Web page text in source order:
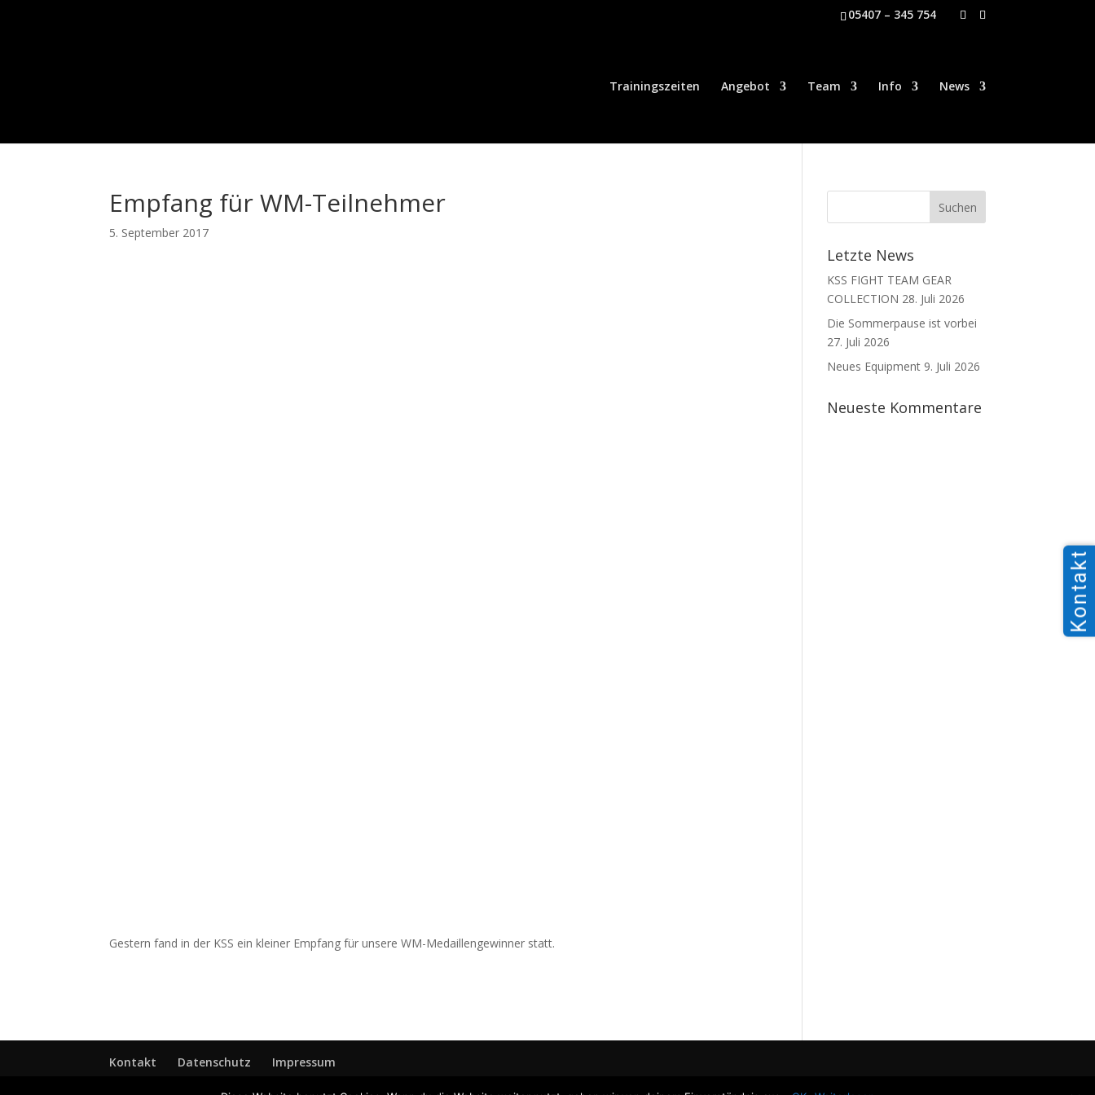
05407 – 345 754
Trainingszeiten Angebot Team Info News
Empfang für WM-Teilnehmer
5. September 2017
Gestern fand in der KSS ein kleiner Empfang für unsere WM-Medaillengewinner statt.
Letzte News
KSS FIGHT TEAM GEAR
COLLECTION 28. Juli 2026
Die Sommerpause ist vorbei
27. Juli 2026
Neues Equipment 9. Juli 2026
Neueste Kommentare
Kontakt Datenschutz Impressum
Kontakt